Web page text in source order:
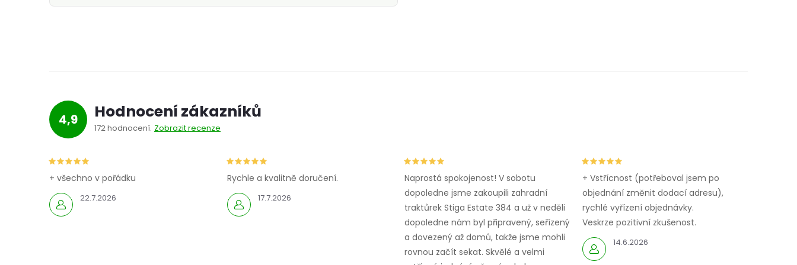
4,9 Hodnocení zákazníků
172 hodnocení Zobrazit recenze
22.7.2026
+ všechno v pořádku
17.7.2026
Rychle a kvalitně doručení.
Naprostá spokojenost! V sobotu
dopoledne jsme zakoupili zahradní
traktůrek Stiga Estate 384 a už v neděli
dopoledne nám byl připravený, seřízený
a dovezený až domů, takže jsme mohli
rovnou začít sekat. Skvělé a velmi
14.6.2026
+ Vstřícnost (potřeboval jsem po
objednání změnit dodací adresu),
rychlé vyřízení objednávky.
Veskrze pozitivní zkušenost.